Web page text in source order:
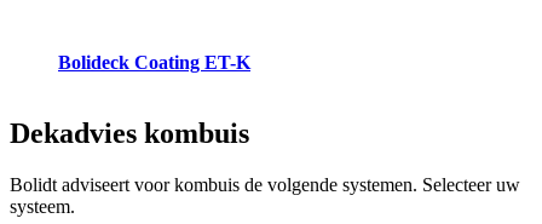
Bolideck Coating ET-K
Dekadvies kombuis
Bolidt adviseert voor kombuis de volgende systemen. Selecteer uw
systeem.